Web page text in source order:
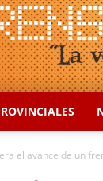
el avance de un